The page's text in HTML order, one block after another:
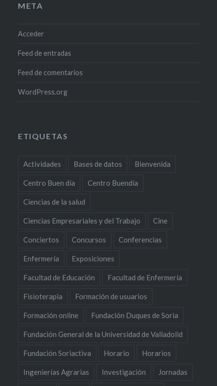
META
Acceder
Feed de entradas
Feed de comentarios
WordPress.org
ETIQUETAS
Actividades Bases de datos Bienvenida
Centro Buen día Centro Buendía
Ciencias de la salud
Ciencias Empresariales y del Trabajo Cine
Conciertos Concursos Conferencias
Enfermería Exposiciones
Facultad de Educación Facultad de Enfermería
Fisioterapia Formación de usuarios
Formación online Fundación Duques de Soria
Fundación General de la Universidad de Valladolid
Fundación Soriactiva Horario Horarios
Ingenierías Agrarias Investigación Jornadas